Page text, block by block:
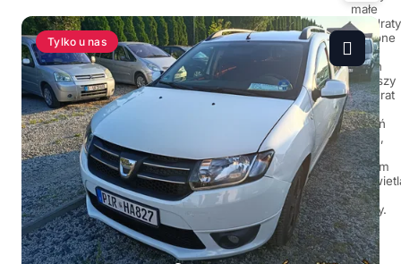
Tylko u nas